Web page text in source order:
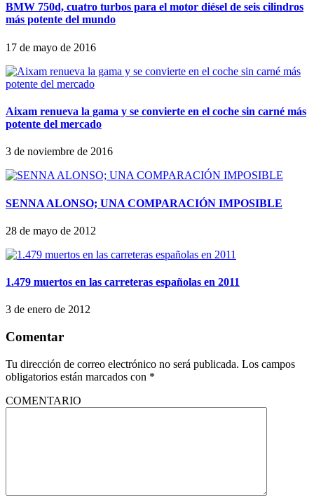
BMW 750d, cuatro turbos para el motor diésel de seis cilindros
más potente del mundo
17 de mayo de 2016
Aixam renueva la gama y se convierte en el coche sin carné más
potente del mercado
3 de noviembre de 2016
SENNA ALONSO; UNA COMPARACIÓN IMPOSIBLE
28 de mayo de 2012
1.479 muertos en las carreteras españolas en 2011
3 de enero de 2012
Comentar
Tu dirección de correo electrónico no será publicada. Los campos
obligatorios están marcados con *
COMENTARIO